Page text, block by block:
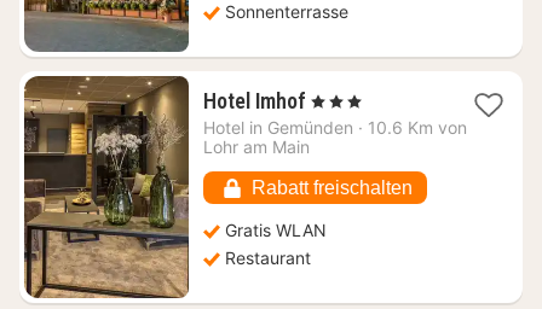
Sonnenterrasse
Hotel Imhof 1
Nacht
€
, 3 Sterne
Hotel in Gemünden · 10.6 Km von
Lohr am Main
Rabatt freischalten
Gratis WLAN
Restaurant